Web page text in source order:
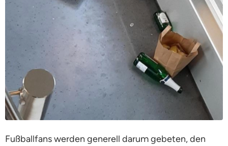
Fußballfans werden generell darum gebeten, den